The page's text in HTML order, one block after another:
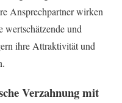
Ansprechpartner wirken
wertschätzende und
ihre Attraktivität und
Verzahnung mit